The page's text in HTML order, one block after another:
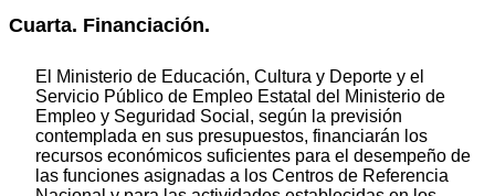
Cuarta. Financiación.
El Ministerio de Educación, Cultura y Deporte y el
Servicio Público de Empleo Estatal del Ministerio de
Empleo y Seguridad Social, según la previsión
contemplada en sus presupuestos, financiarán los
recursos económicos suficientes para el desempeño de
las funciones asignadas a los Centros de Referencia